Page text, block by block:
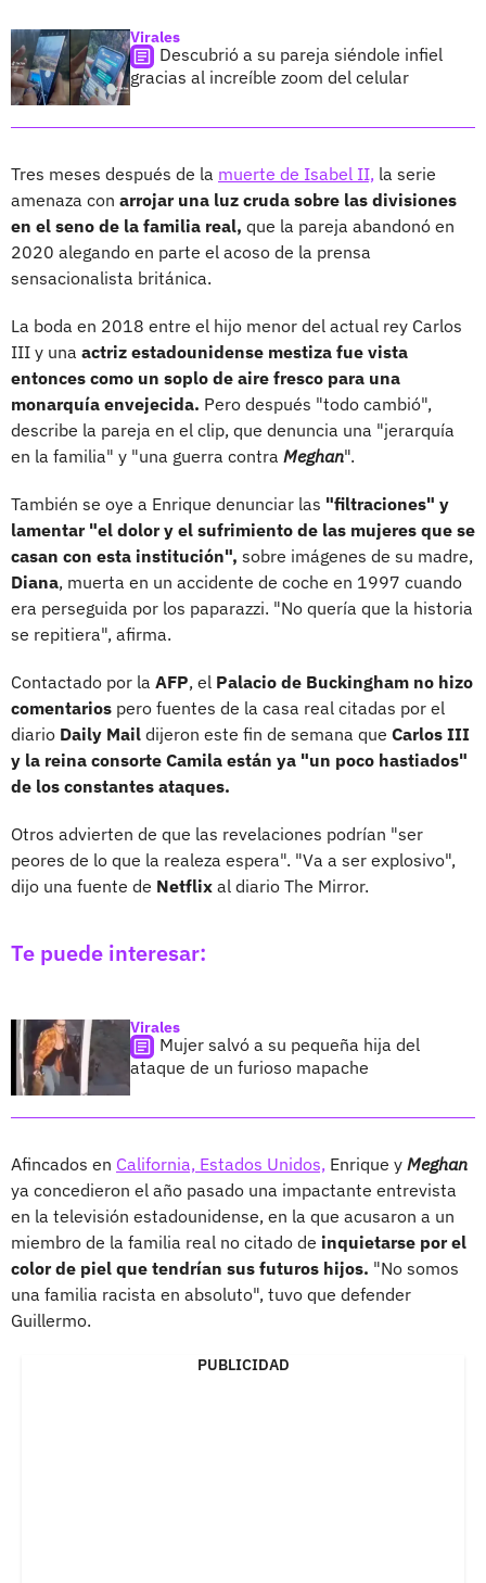
Virales
Descubrió a su pareja siéndole infiel
gracias al increíble zoom del celular
Tres meses después de la muerte de Isabel II, la serie
amenaza con arrojar una luz cruda sobre las divisiones
en el seno de la familia real, que la pareja abandonó en
2020 alegando en parte el acoso de la prensa
sensacionalista británica.
La boda en 2018 entre el hijo menor del actual rey Carlos
III y una actriz estadounidense mestiza fue vista
entonces como un soplo de aire fresco para una
monarquía envejecida. Pero después "todo cambió",
describe la pareja en el clip, que denuncia una "jerarquía
en la familia" y "una guerra contra Meghan".
También se oye a Enrique denunciar las "filtraciones" y
lamentar "el dolor y el sufrimiento de las mujeres que se
casan con esta institución", sobre imágenes de su madre,
Diana, muerta en un accidente de coche en 1997 cuando
era perseguida por los paparazzi. "No quería que la historia
se repitiera", afirma.
Contactado por la AFP, el Palacio de Buckingham no hizo
comentarios pero fuentes de la casa real citadas por el
diario Daily Mail dijeron este fin de semana que Carlos III
y la reina consorte Camila están ya "un poco hastiados"
de los constantes ataques.
Otros advierten de que las revelaciones podrían "ser
peores de lo que la realeza espera". "Va a ser explosivo",
dijo una fuente de Netflix al diario The Mirror.
Te puede interesar:
Virales
Mujer salvó a su pequeña hija del
ataque de un furioso mapache
Afincados en California, Estados Unidos, Enrique y Meghan
ya concedieron el año pasado una impactante entrevista
en la televisión estadounidense, en la que acusaron a un
miembro de la familia real no citado de inquietarse por el
color de piel que tendrían sus futuros hijos. "No somos
una familia racista en absoluto", tuvo que defender
Guillermo.
PUBLICIDAD